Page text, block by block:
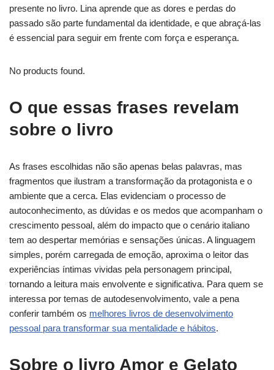
presente no livro. Lina aprende que as dores e perdas do
passado são parte fundamental da identidade, e que abraçá-las
é essencial para seguir em frente com força e esperança.
No products found.
O que essas frases revelam
sobre o livro
As frases escolhidas não são apenas belas palavras, mas
fragmentos que ilustram a transformação da protagonista e o
ambiente que a cerca. Elas evidenciam o processo de
autoconhecimento, as dúvidas e os medos que acompanham o
crescimento pessoal, além do impacto que o cenário italiano
tem ao despertar memórias e sensações únicas. A linguagem
simples, porém carregada de emoção, aproxima o leitor das
experiências íntimas vividas pela personagem principal,
tornando a leitura mais envolvente e significativa. Para quem se
interessa por temas de autodesenvolvimento, vale a pena
conferir também os melhores livros de desenvolvimento
pessoal para transformar sua mentalidade e hábitos.
Sobre o livro Amor e Gelato